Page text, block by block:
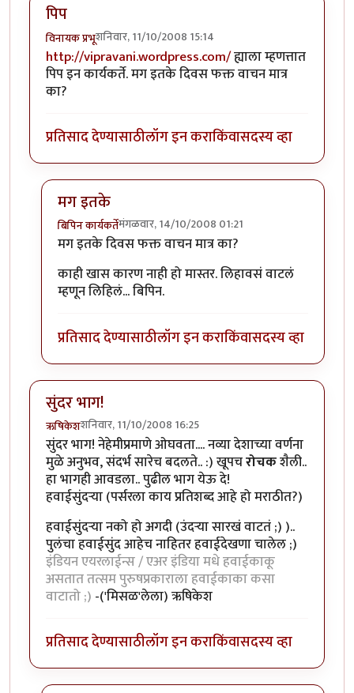
पिप
विनायक प्रभूशनिवार, 11/10/2008 15:14
http://vipravani.wordpress.com/ह्याला म्हणत्तात
पिप इन कार्यकर्ते. मग इतके दिवस फक्त वाचन मात्र
का?
प्रतिसाद देण्यासाठीलॉग इन कराकिंवासदस्य व्हा
मग इतके
बिपिन कार्यकर्तेमंगळवार, 14/10/2008 01:21
In reply toपिपbyविनायक प्रभू
मग इतके दिवस फक्त वाचन मात्र का?
काही खास कारण नाही हो मास्तर. लिहावसं वाटलं
म्हणून लिहिलं... बिपिन.
प्रतिसाद देण्यासाठीलॉग इन कराकिंवासदस्य व्हा
सुंदर भाग!
ऋषिकेशशनिवार, 11/10/2008 16:25
सुंदर भाग! नेहेमीप्रमाणे ओघवता.... नव्या देशाच्या वर्णना
मुळे अनुभव, संदर्भ सारेच बदलते.. :) खूपचरोचकशैली..
हा भागही आवडला.. पुढील भाग येऊ दे!
हवाईसुंदर्‍या (पर्सरला काय प्रतिशब्द आहे हो मराठीत?)
हवाईसुंदर्‍या नको हो अगदी (उंदर्‍या सारखं वाटतं ;) )..
पुलंचा हवाईसुंद आहेच नाहितर हवाईदेखणा चालेल ;)
इंडियन एयरलाईन्स / एअर इंडिया मधे हवाईकाकू
असतात तत्सम पुरुषप्रकाराला हवाईकाका कसा
वाटातो ;) -('मिसळ'लेला) ऋषिकेश
प्रतिसाद देण्यासाठीलॉग इन कराकिंवासदस्य व्हा